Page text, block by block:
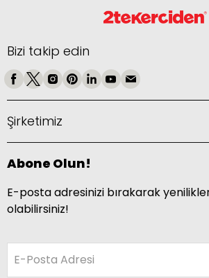
Bizi takip edin
Şirketimiz
Abone Olun!
E-posta adresinizi bırakarak
olabilirsiniz!
E-Posta Adresi